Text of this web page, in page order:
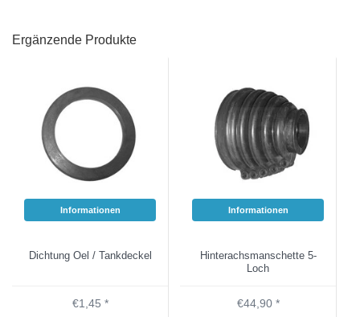
Ergänzende Produkte
Informationen
Dichtung Oel / Tankdeckel
€1,45 *
Informationen
Hinterachsmanschette 5-
Loch
€44,90 *